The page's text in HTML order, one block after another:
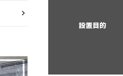
設置目的